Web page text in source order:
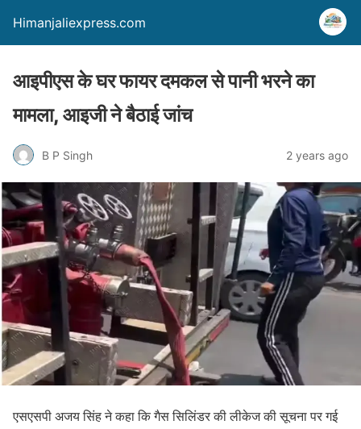
Himanjaliexpress.com
आइपीएस के घर फायर दमकल से पानी भरने का
मामला, आइजी ने बैठाई जांच
B P Singh 2 years ago
एसएसपी अजय सिंह ने कहा कि गैस सिलिंडर की लीकेज की सूचना पर गई